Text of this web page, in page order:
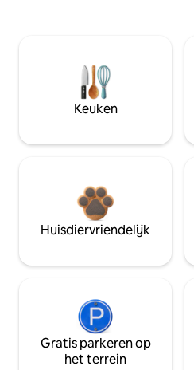
Keuken
Huisdiervriendelijk
Gratis parkeren op
het terrein